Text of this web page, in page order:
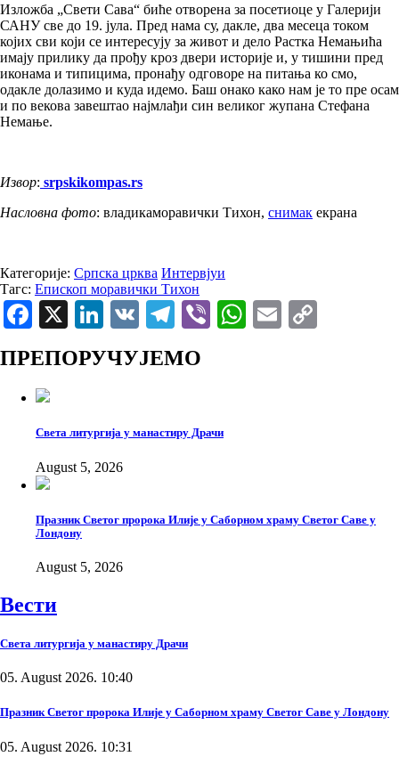
Изложба „Свети Сава“ биће отворена за посетиоце у Галерији
САНУ све до 19. јула. Пред нама су, дакле, два месеца током
којих сви који се интересују за живот и дело Растка Немањића
имају прилику да прођу кроз двери историје и, у тишини пред
иконама и типицима, пронађу одговоре на питања ко смо,
одакле долазимо и куда идемо. Баш онако како нам је то пре осам
и по векова завештао најмлађи син великог жупана Стефана
Немање.
Извор: srpskikompas.rs
Насловна фото: владикаморавички Тихон, снимак екрана
Категорије: Српска црква Интервјуи
Тагс: Епископ моравички Тихон
Facebook
X LinkedIn
VK Telegram
ViberWhatsApp
Email
ПРЕПОРУЧУЈЕМО
Света литургија у манастиру Драчи
August 5, 2026
Празник Светог пророка Илије у Саборном храму Светог Саве у
Лондону
August 5, 2026
Вести
Света литургија у манастиру Драчи
05. August 2026. 10:40
Празник Светог пророка Илије у Саборном храму Светог Саве у Лондону
05. August 2026. 10:31